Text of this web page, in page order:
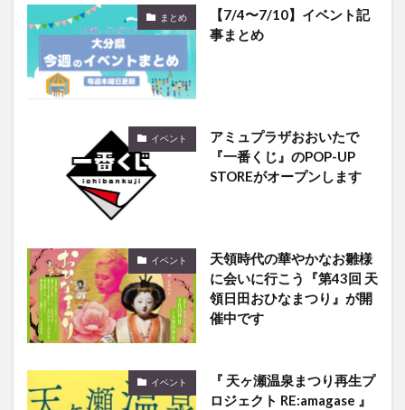
まとめ
【7/4〜7/10】イベント記
事まとめ
イベント
アミュプラザおおいたで
『一番くじ』のPOP-UP
STOREがオープンします
イベント
天領時代の華やかなお雛様
に会いに行こう『第43回 天
領日田おひなまつり』が開
催中です
イベント
『 天ヶ瀬温泉まつり再生プ
ロジェクト RE:amagase 』